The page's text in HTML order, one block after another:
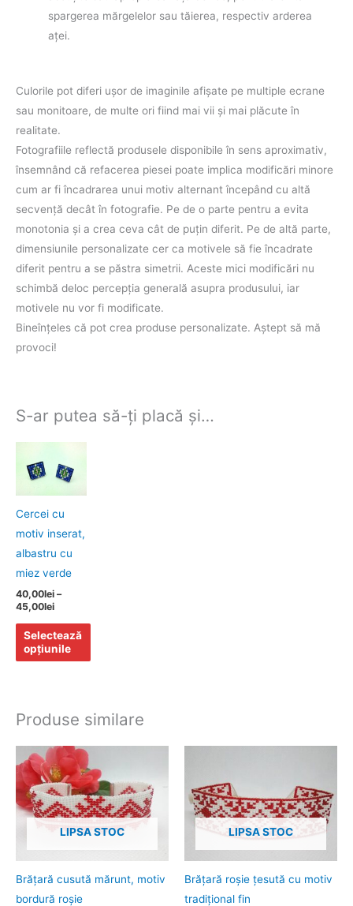
spargerea mărgelelor sau tăierea, respectiv arderea
aţei.
Culorile pot diferi uşor de imaginile afişate pe multiple ecrane
sau monitoare, de multe ori fiind mai vii şi mai plăcute în
realitate.
Fotografiile reflectă produsele disponibile în sens aproximativ,
însemnând că refacerea piesei poate implica modificări minore
cum ar fi încadrarea unui motiv alternant începând cu altă
secvenţă decât în fotografie. Pe de o parte pentru a evita
monotonia şi a crea ceva cât de puţin diferit. Pe de altă parte,
dimensiunile personalizate cer ca motivele să fie încadrate
diferit pentru a se păstra simetrii. Aceste mici modificări nu
schimbă deloc percepţia generală asupra produsului, iar
motivele nu vor fi modificate.
Bineînţeles că pot crea produse personalizate. Aştept să mă
provoci!
S-ar putea să-ți placă și…
Cercei cu
motiv inserat,
albastru cu
miez verde
40,00lei –
45,00lei
prețuri:
40,00lei
până
la
Selectează
opțiunile
produs
mai
multe
variații.
Opțiunile
pot
fi
alese
Produse similare
LIPSA STOC
Brăţară cusută mărunt, motiv
bordură roşie
LIPSA STOC
Brăţară roşie ţesută cu motiv
tradiţional fin